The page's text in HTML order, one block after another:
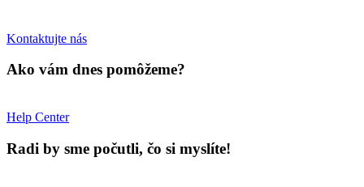
Kontaktujte nás
Ako vám dnes pomôžeme?
Help Center
Radi by sme počutli, čo si myslíte!